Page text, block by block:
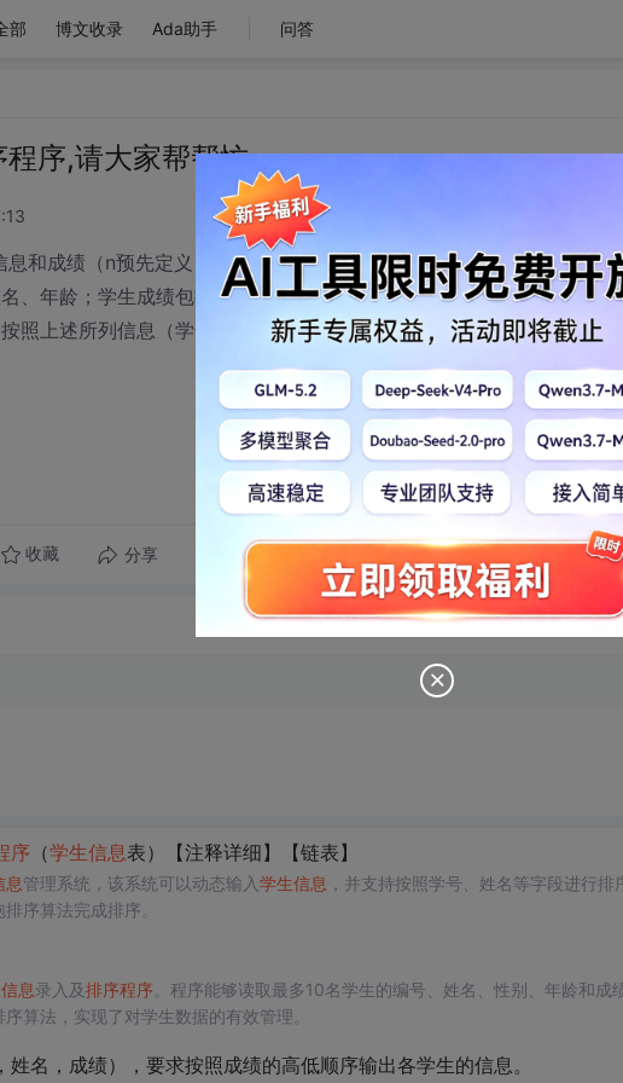
部 博文收录 Ada助手 问答
序,请大家帮帮忙
息和成绩（n预先定义）。
、年龄；学生成绩包括：语文、数学、计算机。
照上述所列信息（学号、姓名、年龄、语文、数学、计算机）中的至
收藏 分享 转发到动态 举报
序（学生信息表）【注释详细】【链表】
息管理系统，该系统可以动态输入学生信息 ，并支持按照学号、姓名等字段进行排
序算法完成排序。
息录入及排序程序 。程序能够读取最多10名学生的编号、姓名、性别、年龄和成
序算法，实现了对学生数据的有效管理。
名，成绩），要求按照成绩的高低顺序输出各学生的信息。